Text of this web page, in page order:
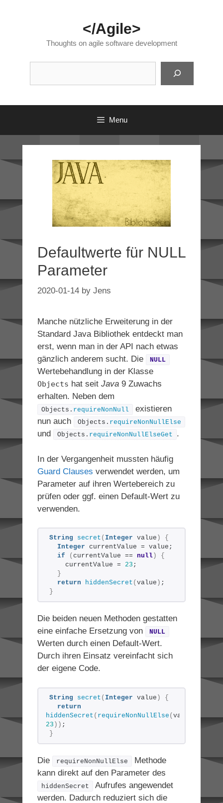
</Agile>
Thoughts on agile software development
Menu
Defaultwerte für NULL
Parameter
2020-01-14 by Jens
Manche nützliche Erweiterung in der
Standard Java Bibliothek entdeckt man
erst, wenn man in der API nach etwas
gänzlich anderem sucht. Die
NULL
Wertebehandlung in der Klasse
Objects hat seit Java 9 Zuwachs
erhalten. Neben dem
Objects. requireNonNull
existieren
nun auch
Objects. requireNonNullElse
und Objects. requireNonNullElseGet .
In der Vergangenheit mussten häufig
Guard Clauses verwendet werden, um
Parameter auf ihren Wertebereich zu
prüfen oder ggf. einen Default-Wert zu
verwenden.
String secret ( Integer value )
{
Integer currentValue = value;
if
( currentValue == null)
{
    currentValue =
23 ;
}
return
hiddenSecret ( value ) ;
}
Die beiden neuen Methoden gestatten
eine einfache Ersetzung von
NULL
Werten durch einen Default-Wert.
Durch ihren Einsatz vereinfacht sich
der eigene Code.
String secret ( Integer value )
{
return
hiddenSecret ( requireNonNullElse (
23 )) ;
}
Die requireNonNullElse
Methode
kann direkt auf den Parameter des
hiddenSecret
Aufrufes angewendet
werden. Dadurch reduziert sich die